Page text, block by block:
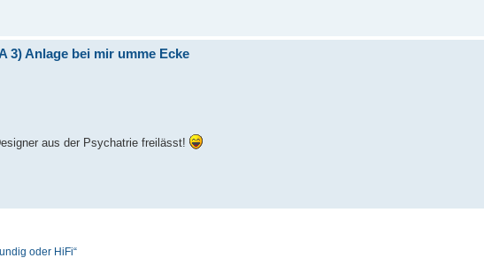
3) Anlage bei mir umme Ecke
aus der Psychatrie freilässt!
oder HiFi“